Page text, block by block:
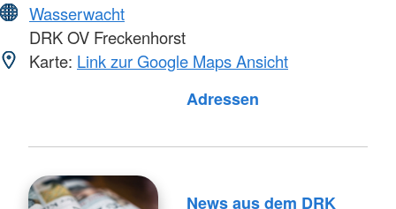
Wasserwacht
DRK OV Freckenhorst
Karte: Link zur Google Maps Ansicht
Adressen
News aus dem DRK